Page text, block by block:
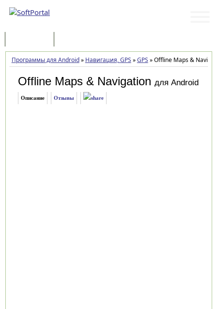
Программы для Android» Навигация, GPS »GPS »Offline Maps &
Offline Maps & Navigation для Android
Описание Отзывы